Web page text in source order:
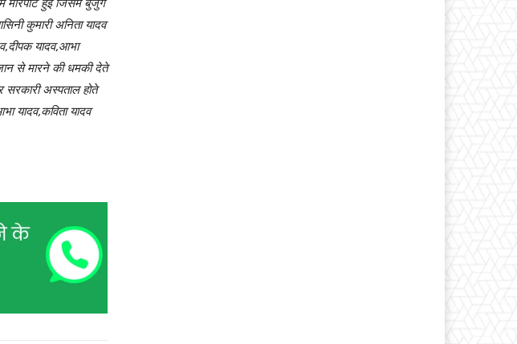
मारपीट हुई जिसमें बुजुर्ग
कुमारी अनिता यादव
यादव,आभा
से मारने की धमकी देते
सरकारी अस्पताल होते
यादव,कविता यादव